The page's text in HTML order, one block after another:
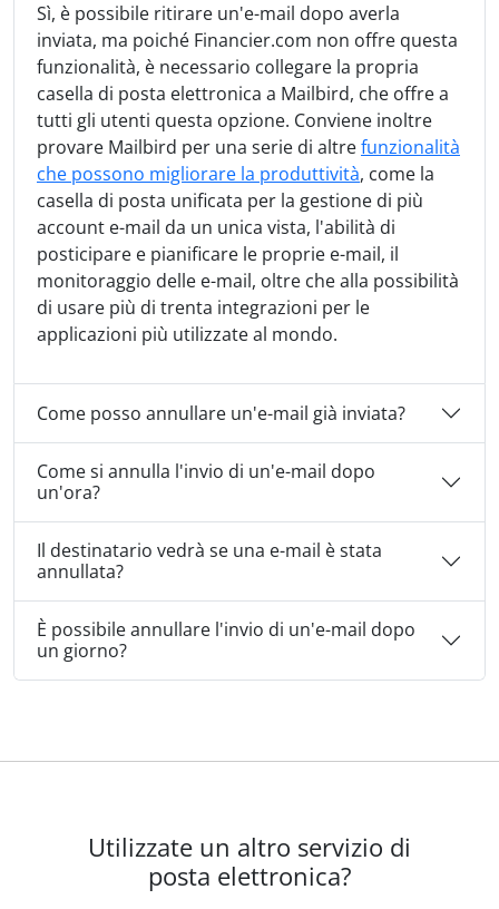
Sì, è possibile ritirare un'e-mail dopo averla
inviata, ma poiché Financier.com non offre questa
funzionalità, è necessario collegare la propria
casella di posta elettronica a Mailbird, che offre a
tutti gli utenti questa opzione. Conviene inoltre
provare Mailbird per una serie di altrefunzionalità
che possono migliorare la produttività, come la
casella di posta unificata per la gestione di più
account e-mail da un unica vista, l'abilità di
posticipare e pianificare le proprie e-mail, il
monitoraggio delle e-mail, oltre che alla possibilità
di usare più di trenta integrazioni per le
applicazioni più utilizzate al mondo.
Come posso annullare un'e-mail già inviata?
Come si annulla l'invio di un'e-mail dopo
un'ora?
Il destinatario vedrà se una e-mail è stata
annullata?
È possibile annullare l'invio di un'e-mail dopo
un giorno?
Utilizzate un altro servizio di
posta elettronica?